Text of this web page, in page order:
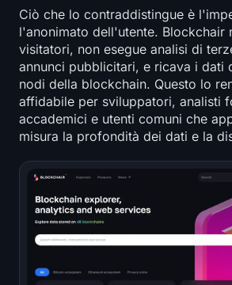
Calcolatore di Staking Crypto
Chi siamo
Iscriviti
Lingua
Ciò che lo contraddistingue è
l'anonimato dell'utente. Blockchair
visitatori, non esegue analisi di
annunci pubblicitari, e ricava i dati
nodi della blockchain. Questo lo
affidabile per sviluppatori, analisti
accademici e utenti comuni che
misura la profondità dei dati e la